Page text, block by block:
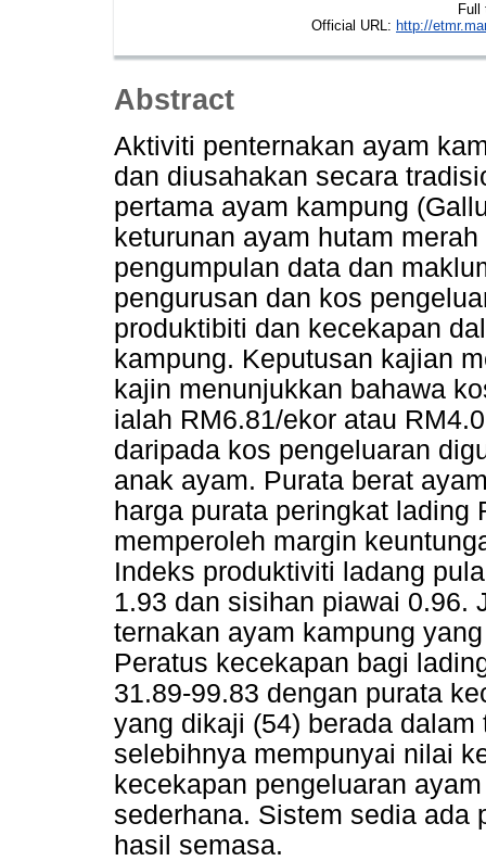
Full
Official URL: http://
Abstract
Aktiviti penternakan ayam
dan diusahakan secara
pertama ayam kampung
keturunan ayam hutam
pengumpulan data dan
pengurusan dan kos
produktibiti dan kecekapan
kampung. Keputusan kajian
kajin menunjukkan bahawa
ialah RM6.81/ekor atau
daripada kos pengeluaran
anak ayam. Purata berat
harga purata peringkat lading
memperoleh margin
Indeks produktiviti ladang
1.93 dan sisihan piawai 0.96.
ternakan ayam kampung
Peratus kecekapan bagi
31.89-99.83 dengan purata
yang dikaji (54) berada
selebihnya mempunyai nilai
kecekapan pengeluaran
sederhana. Sistem sedia ada
hasil semasa.